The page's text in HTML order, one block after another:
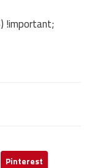
!important;
Pinterest